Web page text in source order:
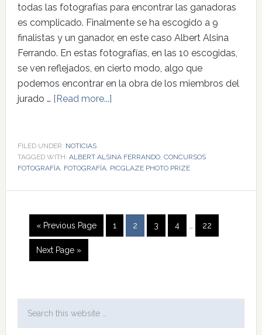
todas las fotografías para encontrar las ganadoras
es complicado. Finalmente se ha escogido a 9
finalistas y un ganador, en este caso Albert Alsina
Ferrando. En estas fotografías, en las 10 escogidas,
se ven reflejados, en cierto modo, algo que
podemos encontrar en la obra de los miembros del
jurado … [Read more...]
FILED UNDER: NOTICIAS
TAGGED WITH: ALBERT ALSINA FERRANDO, CONCURSOS
FOTOGRAFÍA, FOTOGRAFÍA, PICGLAZE PHOTO PRIZE
« Previous Page 1 2 3 4 22
Next Page »